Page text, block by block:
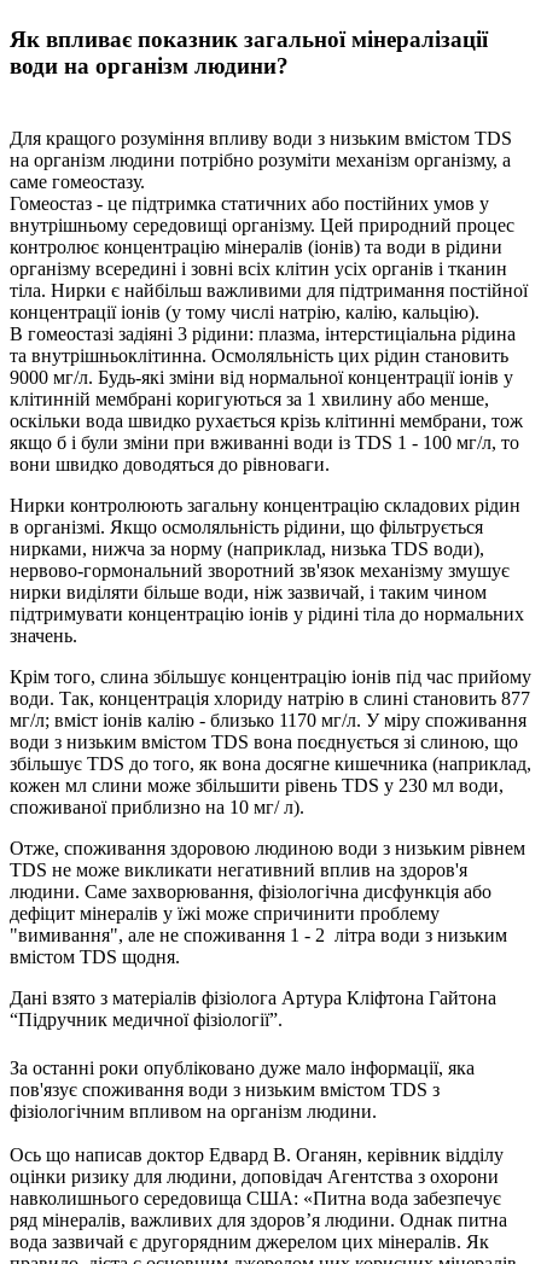
Як впливає показник загальної мінералізації
води на організм людини?
Для кращого розуміння впливу води з низьким вмістом TDS
на організм людини потрібно розуміти механізм організму, а
саме гомеостазу.
Гомеостаз - це підтримка статичних або постійних умов у
внутрішньому середовищі організму. Цей природний процес
контролює концентрацію мінералів (іонів) та води в рідини
організму всередині і зовні всіх клітин усіх органів і тканин
тіла. Нирки є найбільш важливими для підтримання постійної
концентраціїіонів (у тому числі натрію, калію, кальцію).
В гомеостазі задіяні 3 рідини: плазма, інтерстиціальна рідина
та внутрішньоклітинна. Осмоляльність цих рідин становить
9000 мг/л. Будь-які зміни від нормальної концентрації іонів у
клітинній мембрані коригуються за 1 хвилину або менше,
оскільки вода швидко рухається крізь клітинні мембрани, тож
якщо б і були зміни при вживанні води із TDS 1 - 100 мг/л, то
вони швидко доводяться до рівноваги.
Нирки контролюють загальну концентрацію складових рідин
в організмі. Якщо осмоляльність рідини, що фільтрується
нирками, нижча за норму (наприклад, низька TDS води),
нервово-гормональний зворотний зв'язок механізму змушує
нирки виділяти більше води, ніж зазвичай, і таким чином
підтримувати концентрацію іонів у рідині тіла до нормальних
значень.
Крім того, слина збільшує концентрацію іонів під час прийому
води. Так, концентрація хлориду натрію в слині становить 877
мг/л; вміст іонів калію - близько 1170 мг/л. У міру споживання
води з низьким вмістом TDS вона поєднується зі слиною, що
збільшує TDS до того, як вона досягне кишечника (наприклад,
кожен мл слини може збільшити рівень TDS у 230 мл води,
споживаної приблизно на 10 мг/ л).
Отже, споживання здоровою людиною води з низьким рівнем
TDS не може викликати негативний вплив на здоров'я
людини. Саме захворювання, фізіологічна дисфункція або
дефіцит мінералів у їжі може спричинити проблему
"вимивання", але не споживання 1 - 2 літра води з низьким
вмістом TDS щодня.
Дані взято з матеріалів фізіолога Артура Кліфтона Гайтона
“Підручник медичної фізіології”.
За останні роки опубліковано дуже мало інформації, яка
пов'язує споживання води з низьким вмістом TDS з
фізіологічним впливом на організм людини.
Ось що написав доктор Едвард В. Оганян, керівник відділу
оцінки ризику для людини, доповідач Агентства з охорони
навколишнього середовища США: «Питна вода забезпечує
ряд мінералів, важливих для здоров’я людини. Однак питна
вода зазвичай є другорядним джерелом цих мінералів. Як